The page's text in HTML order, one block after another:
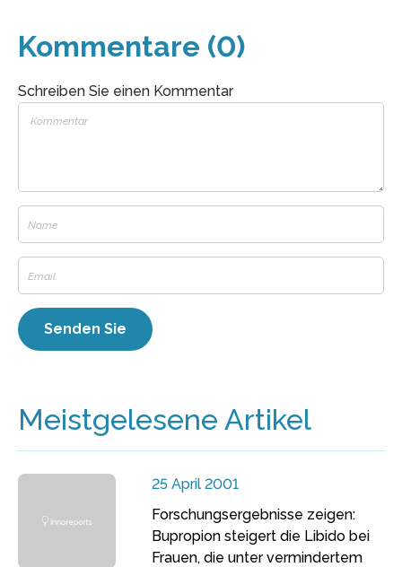
Kommentare (0)
Schreiben Sie einen Kommentar
Meistgelesene Artikel
25 April 2001
Forschungsergebnisse zeigen:
Bupropion steigert die Libido bei
Frauen, die unter vermindertem